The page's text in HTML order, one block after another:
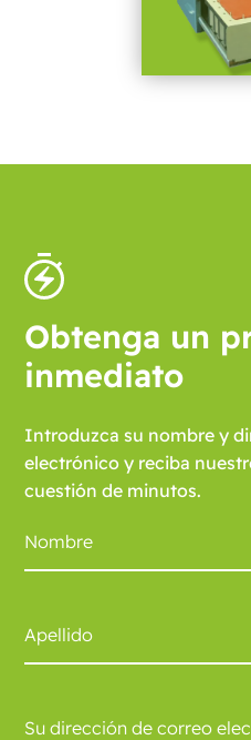
Obtenga un
inmediato
Introduzca su nombre y
electrónico y reciba
cuestión de minutos.